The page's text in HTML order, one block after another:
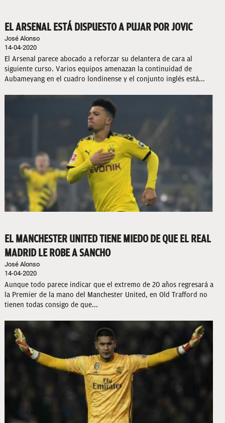
EL ARSENAL ESTÁ DISPUESTO A PUJAR POR JOVIC
José Alonso
14-04-2020
El Arsenal parece abocado a reforzar su delantera de cara al
siguiente curso. Varios equipos amenazan la continuidad de
Aubameyang en el cuadro londinense y el conjunto inglés está...
EL MANCHESTER UNITED TIENE MIEDO DE QUE EL REAL
MADRID LE ROBE A SANCHO
José Alonso
14-04-2020
Aunque todo parece indicar que el extremo de 20 años regresará a
la Premier de la mano del Manchester United, en Old Trafford no
tienen todas consigo de que...